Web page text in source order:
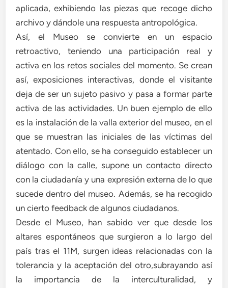
aplicada, exhibiendo las piezas que recoge dicho
archivo y dándole una respuesta antropológica.
Así, el Museo se convierte en un espacio
retroactivo, teniendo una participación real y
activa en los retos sociales del momento. Se crean
así, exposiciones interactivas, donde el visitante
deja de ser un sujeto pasivo y pasa a formar parte
activa de las actividades. Un buen ejemplo de ello
es la instalación de la valla exterior del museo, en el
que se muestran las iniciales de las víctimas del
atentado. Con ello, se ha conseguido establecer un
diálogo con la calle, supone un contacto directo
con la ciudadanía y una expresión externa de lo que
sucede dentro del museo. Además, se ha recogido
un cierto feedback de algunos ciudadanos.
Desde el Museo, han sabido ver que desde los
altares espontáneos que surgieron a lo largo del
país tras el 11M, surgen ideas relacionadas con la
tolerancia y la aceptación del otro,subrayando así
la importancia de la interculturalidad, y